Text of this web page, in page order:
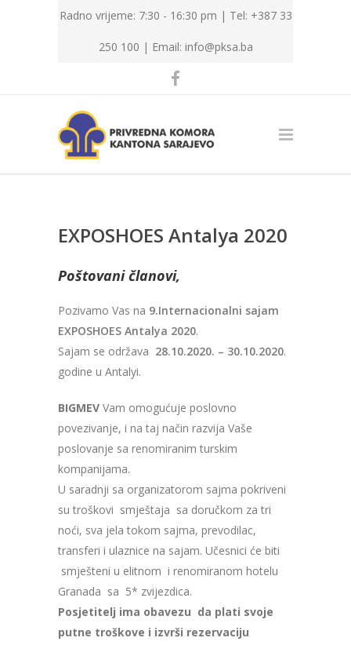
Radno vrijeme: 7:30 - 16:30 pm | Tel: +387 33
250 100 | Email: info@pksa.ba
EXPOSHOES Antalya 2020
Poštovani članovi,
Pozivamo Vas na 9.Internacionalni sajam
EXPOSHOES Antalya 2020.
Sajam se održava 28.10.2020. – 30.10.2020.
godine u Antalyi.
BIGMEV Vam omogućuje poslovno
povezivanje, i na taj način razvija Vaše
poslovanje sa renomiranim turskim
kompanijama.
U saradnji sa organizatorom sajma pokriveni
su troškovi smještaja sa doručkom za tri
noći, sva jela tokom sajma, prevodilac,
transferi i ulaznice na sajam. Učesnici će biti
smješteni u elitnom i renomiranom hotelu
Granada sa 5* zvijezdica.
Posjetitelj ima obavezu da plati svoje
putne troškove i izvrši rezervaciju